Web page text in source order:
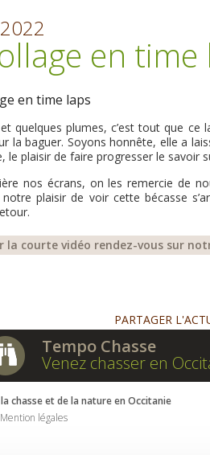
en time
quelques plumes, c’est tout que ce
la baguer. Soyons honnête, elle a
le plaisir de faire progresser le savoir
nos écrans, on les remercie de
plaisir de voir cette bécasse
la courte vidéo rendez-vous sur
PARTAGER
Tempo Chasse
Venez chasser en
chasse et de la nature en Occitanie
Mention légales